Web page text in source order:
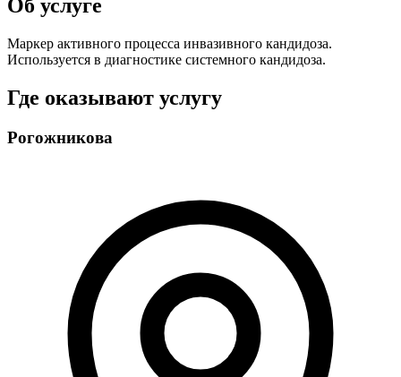
Об услуге
Маркер активного процесса инвазивного кандидоза.
Используется в диагностике системного кандидоза.
Где оказывают услугу
Рогожникова